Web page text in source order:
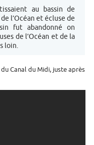
au bassin de
l’Océan et écluse de
fut abandonné on
de l’Océan et de la
loin.
Canal du Midi, juste après